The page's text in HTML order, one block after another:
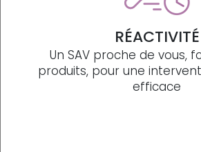
RÉACTIVITÉ
Un SAV proche de vous,
produits, pour une
efficace